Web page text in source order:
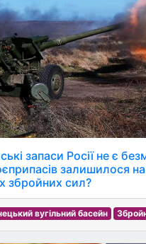
запаси Росії не є
залишилося
збройних сил?
вугільний басейн